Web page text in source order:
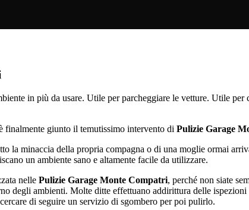
in più da usare. Utile per parcheggiare le vetture. Utile per
finalmente giunto il temutissimo intervento di Pulizie Garage
la minaccia della propria compagna o di una moglie ormai
un ambiente sano e altamente facile da utilizzare.
nelle Pulizie Garage Monte Compatri, perché non siate
degli ambienti. Molte ditte effettuano addirittura delle
di seguire un servizio di sgombero per poi pulirlo.